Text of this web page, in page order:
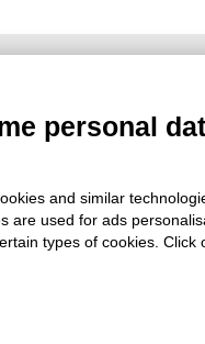
personal
and similar
are used for ads
types of cookies. Click